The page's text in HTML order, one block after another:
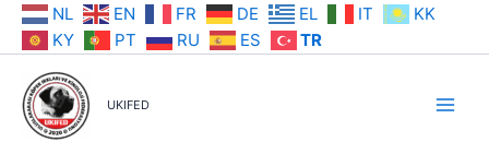
İçeriğe NL EN FR DE EL IT
KK
KY
PT RU ES TR
UKIFED